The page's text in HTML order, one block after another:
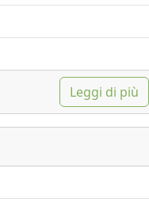
Leggi di più